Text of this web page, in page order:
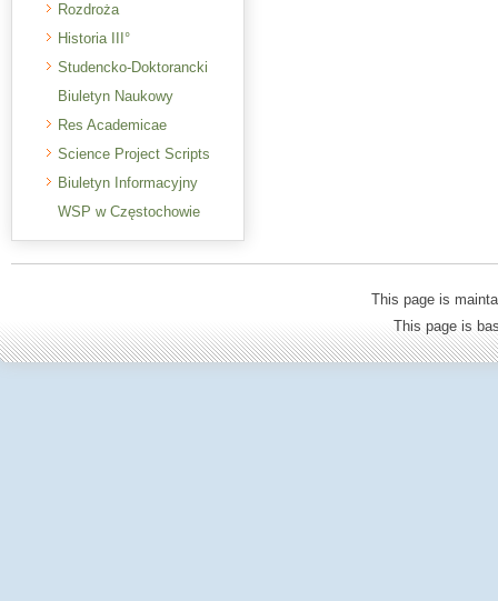
Rozdroża
Historia III°
Studencko-Doktorancki
Biuletyn Naukowy
Res Academicae
Science Project Scripts
Biuletyn Informacyjny
WSP w Częstochowie
This page is
This page is